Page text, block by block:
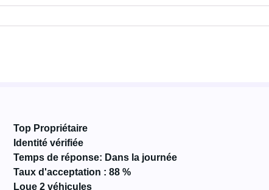
Top Propriétaire
Identité vérifiée
Temps de réponse: Dans la journée
Taux d'acceptation : 88 %
Loue 2 véhicules